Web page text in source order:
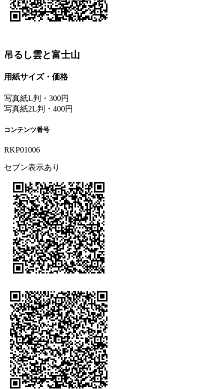
吊るし雲と富士山
用紙サイズ・価格
写真紙L判・300円
写真紙2L判・400円
コンテンツ番号
RKP01006
セブン表示あり